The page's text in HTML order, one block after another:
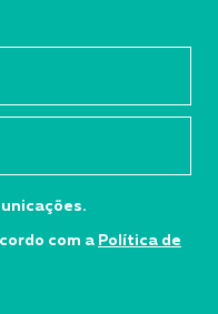
com a Política de